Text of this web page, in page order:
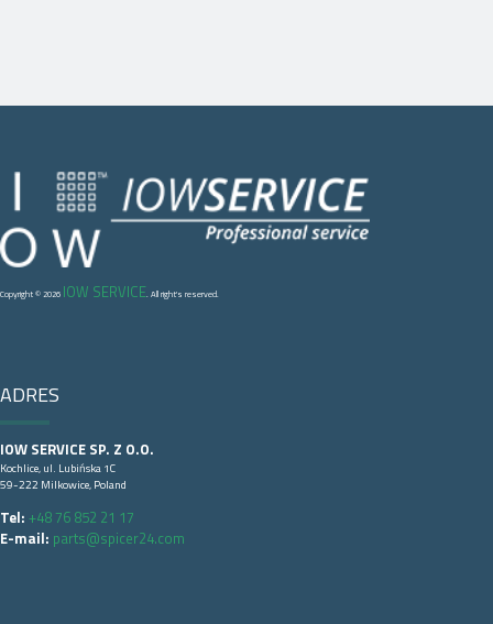
Copyright © 2026 IOW SERVICE. All right's reserved.
ADRES
IOW SERVICE SP. Z O.O.
Kochlice, ul. Lubińska 1C
59-222 Milkowice, Poland
Tel: +48 76 852 21 17
E-mail: parts@spicer24.com